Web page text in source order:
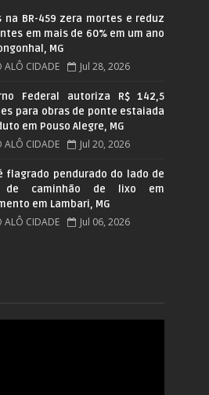
na BR-459 zera mortes e reduz
em mais de 60% em um ano
MG
ALÔ CIDADE Jul 28, 2026
Federal autoriza R$ 142,5
para obras de ponte estaiada
em Pouso Alegre, MG
ALÔ CIDADE Jul 20, 2026
flagrado pendurado do lado de
de caminhão de lixo em
em Lambari, MG
ALÔ CIDADE Jul 06, 2026